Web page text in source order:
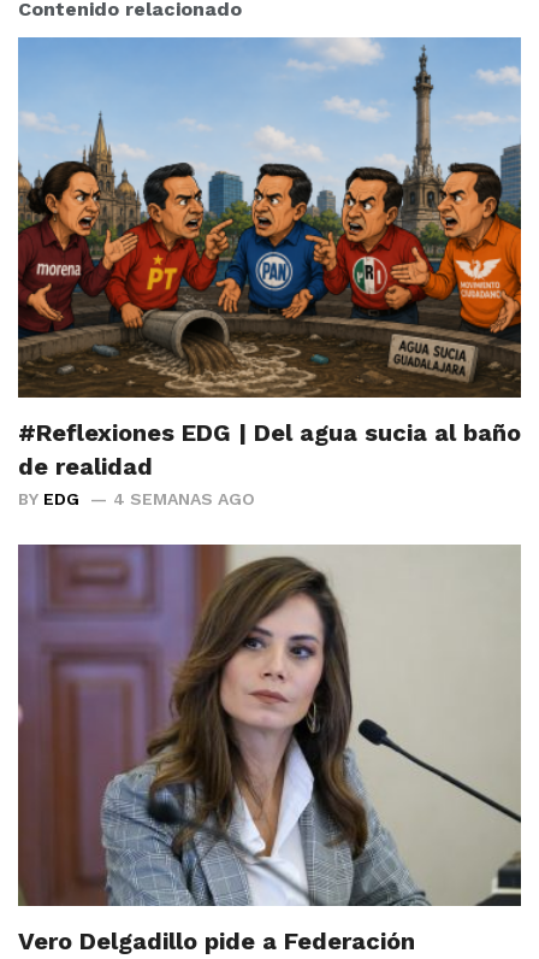
Contenido relacionado
#Reflexiones EDG | Del agua sucia al baño
de realidad
BY EDG 4 SEMANAS AGO
Vero Delgadillo pide a Federación